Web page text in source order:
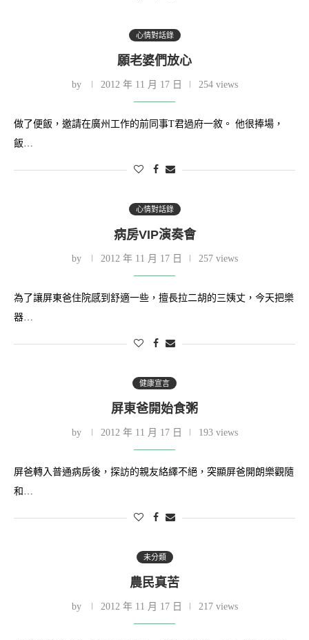
心情對話錄
願老婆們放心
by 2012 年 11 月 17 日 254 views
做了便飯，邀請在廣州工作的前同事T君過府一敘。 他很捧場，
飯…
心情對話錄
病房VIP演奏會
by 2012 年 11 月 17 日 257 views
為了讓屏東爸住院感到舒適一些，擅長拉二胡的三姨丈，今天把樂
器…
健康宣言
屏東爸開始食粥
by 2012 年 11 月 17 日 193 views
屏爸轉入普通病房後，探訪的親友絡繹不絕，突顯屏爸開朗樂觀隨
和…
未分類
農民真苦
by 2012 年 11 月 17 日 217 views